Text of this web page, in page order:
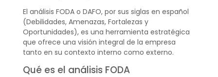
El análisis FODA o DAFO, por sus siglas en español
(Debilidades, Amenazas, Fortalezas y
Oportunidades), es una herramienta estratégica
que ofrece una visión integral de la empresa
tanto en su contexto interno como externo.
Qué es el análisis FODA